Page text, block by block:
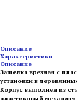
Описание
Характеристики
Описание
Защелка врезная с
установки в
Корпус выполнен из
пластиковый